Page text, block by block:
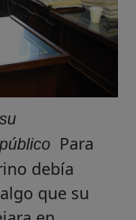
Para
debía
que su